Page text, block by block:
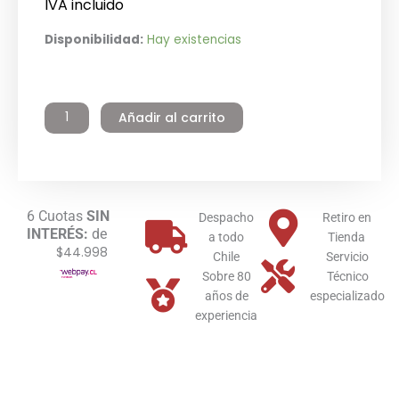
$409.990.
$269.990.
IVA incluido
Disponibilidad: Hay existencias
Aire
Inverter
12000
Wifi
cantidad
Añadir al carrito
6 Cuotas SIN
INTERÉS: de
$44.998
Despacho
a todo
Chile
Sobre 80
años de
experiencia
Retiro en
Tienda
Servicio
Técnico
especializado